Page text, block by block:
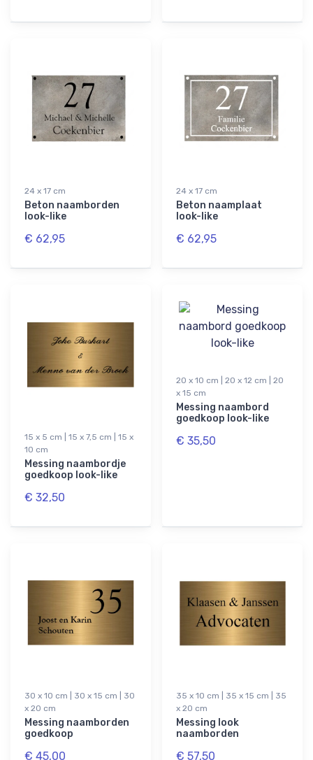
24 x 17 cm
Beton naamborden
look-like
€ 62,95
24 x 17 cm
Beton naamplaat
look-like
€ 62,95
15 x 5 cm | 15 x 7,5 cm | 15 x
10 cm
Messing naambordje
goedkoop look-like
€ 32,50
20 x 10 cm | 20 x 12 cm | 20
x 15 cm
Messing naambord
goedkoop look-like
€ 35,50
30 x 10 cm | 30 x 15 cm | 30
x 20 cm
Messing naamborden
goedkoop
€ 45,00
35 x 10 cm | 35 x 15 cm | 35
x 20 cm
Messing look
naamborden
€ 57,50